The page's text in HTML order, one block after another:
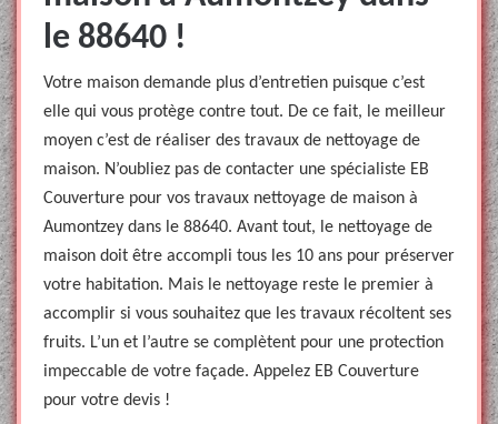
le 88640 !
Votre maison demande plus d’entretien puisque c’est
elle qui vous protège contre tout. De ce fait, le meilleur
moyen c’est de réaliser des travaux de nettoyage de
maison. N’oubliez pas de contacter une spécialiste EB
Couverture pour vos travaux nettoyage de maison à
Aumontzey dans le 88640. Avant tout, le nettoyage de
maison doit être accompli tous les 10 ans pour préserver
votre habitation. Mais le nettoyage reste le premier à
accomplir si vous souhaitez que les travaux récoltent ses
fruits. L’un et l’autre se complètent pour une protection
impeccable de votre façade. Appelez EB Couverture
pour votre devis !